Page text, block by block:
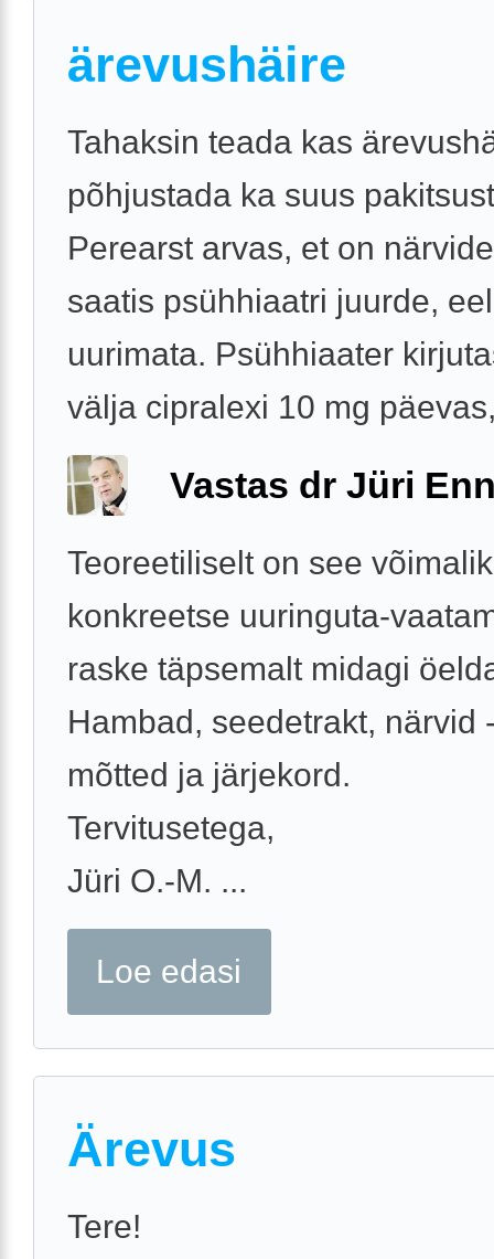
ärevushäire
Tahaksin teada kas
põhjustada ka suus
Perearst arvas, et on
saatis psühhiaatri juurde,
uurimata. Psühhiaater
välja cipralexi 10 mg
Vastas dr Jüri
Teoreetiliselt on see
konkreetse uuringuta-
raske täpsemalt midagi
Hambad, seedetrakt, närvid
mõtted ja järjekord.
Tervitusetega,
Jüri O.-M. ...
Loe edasi
Ärevus
Tere!